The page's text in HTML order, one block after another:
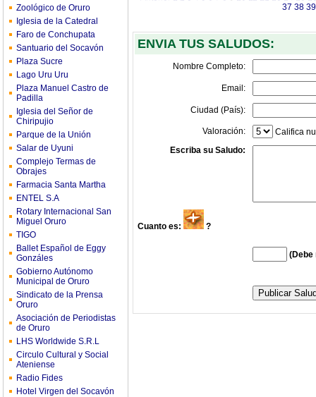
Zoológico de Oruro
Iglesia de la Catedral
Faro de Conchupata
Santuario del Socavón
Plaza Sucre
Lago Uru Uru
Plaza Manuel Castro de
Padilla
Iglesia del Señor de
Chiripujio
Parque de la Unión
Salar de Uyuni
Complejo Termas de
Obrajes
Farmacia Santa Martha
ENTEL S.A
Rotary Internacional San
Miguel Oruro
TIGO
Ballet Español de Eggy
Gonzáles
Gobierno Autónomo
Municipal de Oruro
Sindicato de la Prensa
Oruro
Asociación de Periodistas
de Oruro
LHS Worldwide S.R.L
Circulo Cultural y Social
Ateniense
Radio Fides
Hotel Virgen del Socavón
37 38 39
ENVIA TUS SALUDOS:
Nombre Completo:
Email:
Ciudad (País):
Valoración:
Califica
Escriba su Saludo:
Cuanto es: ?
(Debe